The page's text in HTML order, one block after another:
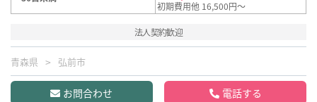
初期費用他 16,500円～
法人契約歓迎
青森県 弘前市
お問合わせ 電話する